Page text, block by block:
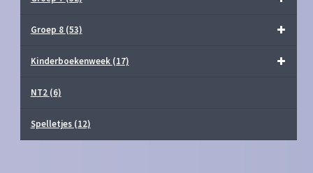
Groep 8 (53)
Kinderboekenweek (17)
NT2 (6)
Spelletjes (12)